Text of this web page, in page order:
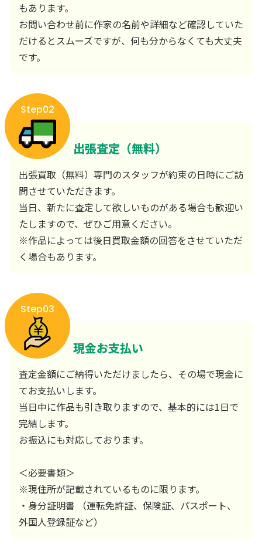
もあります。
お問い合わせ前に作家の名前や詳細など確認していた
だけるとスムーズですが、何も分からなくても大丈夫
です。
Step02
出張査定（無料）
出張買取（無料）専門のスタッフが約束の日時にご訪
問させていただきます。
当日、新たに査定して欲しいものがある場合も歓迎い
たしますので、ぜひご用意ください。
※作品によっては後日買取金額の回答をさせていただ
く場合もあります。
Step03
現金お支払い
査定金額にご納得いただけましたら、その場で現金に
てお支払いします。
当日中に作品も引き取りますので、基本的には1日で
完結します。
お振込にも対応しております。
＜必要書類＞
※現住所が記載されているものに限ります。
・身分証明書 （運転免許証、保険証、パスポート、
外国人登録証など）